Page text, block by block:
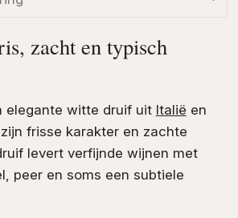
zacht en typisch
elegante witte druif uit Italië en
frisse karakter en zachte
levert verfijnde wijnen met
peer en soms een subtiele